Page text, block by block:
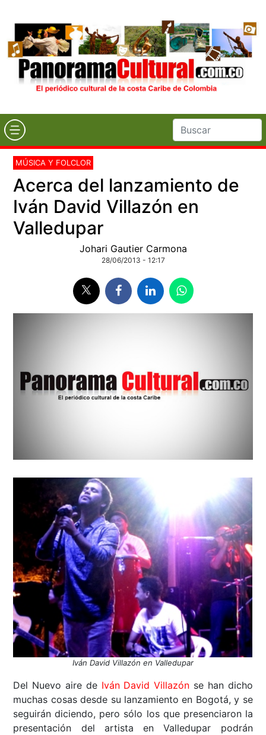
MÚSICA Y FOLCLOR
Acerca del lanzamiento de
Iván David Villazón en
Valledupar
Johari Gautier Carmona
28/06/2013 - 12:17
Iván David Villazón en Valledupar
Del Nuevo aire de Iván David Villazón se han dicho
muchas cosas desde su lanzamiento en Bogotá, y se
seguirán diciendo, pero sólo los que presenciaron la
presentación del artista en Valledupar podrán